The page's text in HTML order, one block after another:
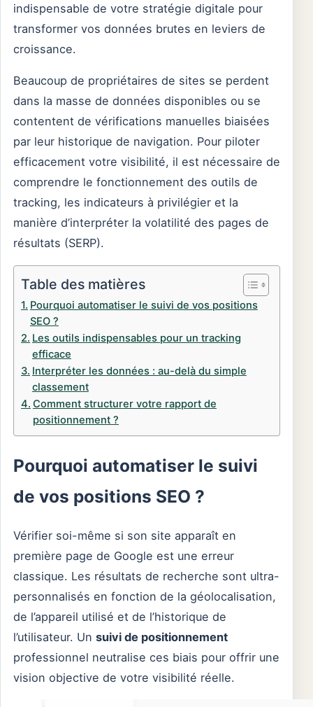
indispensable de votre stratégie digitale pour
transformer vos données brutes en leviers de
croissance.
Beaucoup de propriétaires de sites se perdent
dans la masse de données disponibles ou se
contentent de vérifications manuelles biaisées
par leur historique de navigation. Pour piloter
efficacement votre visibilité, il est nécessaire de
comprendre le fonctionnement des outils de
tracking, les indicateurs à privilégier et la
manière d’interpréter la volatilité des pages de
résultats (SERP).
Table des matières
Pourquoi automatiser le suivi de vos positions
SEO ?
Les outils indispensables pour un tracking
efficace
Interpréter les données : au-delà du simple
classement
Comment structurer votre rapport de
positionnement ?
Pourquoi automatiser le suivi
de vos positions SEO ?
Vérifier soi-même si son site apparaît en
première page de Google est une erreur
classique. Les résultats de recherche sont ultra-
personnalisés en fonction de la géolocalisation,
de l’appareil utilisé et de l’historique de
l’utilisateur. Un suivi de positionnement
professionnel neutralise ces biais pour offrir une
vision objective de votre visibilité réelle.